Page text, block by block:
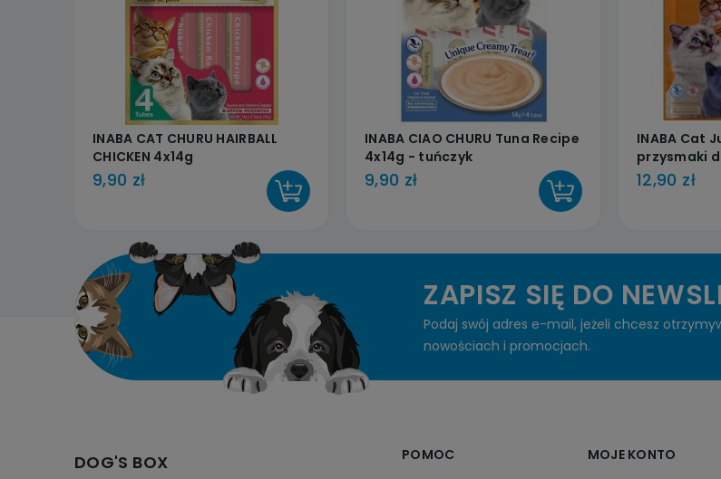
INABA CAT CHURU HAIRBALL
CHICKEN 4x14g
9,90 zł
INABA CIAO CHURU Tuna Recipe
4x14g - tuńczyk
9,90 zł
INABA Cat
przysmaki
12,90 zł
ZAPISZ SIĘ DO
Podaj swój adres e-mail, jeżeli chcesz
nowościach i promocjach.
DOG'S BOX
POMOC
MOJE KONTO